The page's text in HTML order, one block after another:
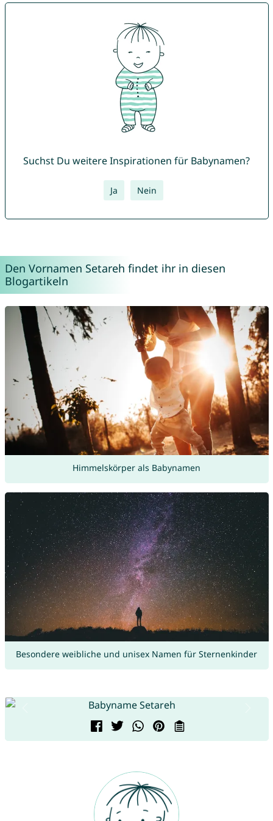
Suchst Du weitere Inspirationen für Babynamen?
Ja Nein
Den Vornamen Setareh findet ihr in diesen
Blogartikeln
Himmelskörper als Babynamen
Besondere weibliche und unisex Namen für Sternenkinder